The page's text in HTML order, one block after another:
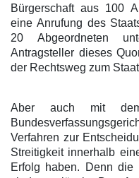
Bürgerschaft aus 100
eine Anrufung des
20 Abgeordneten
Antragsteller dieses
der Rechtsweg zum
Aber auch mit
Verfahren zur
Streitigkeit innerhalb
Erfolg haben. Denn die